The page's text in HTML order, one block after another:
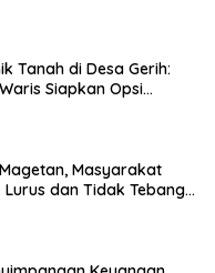
Tanah di Desa Gerih:
Siapkan Opsi
Masyarakat
dan Tidak Tebang